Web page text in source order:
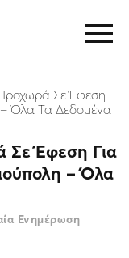
Σε Έφεση
Όλα Τα Δεδομένα
Έφεση Για
– Όλα
Ενημέρωση